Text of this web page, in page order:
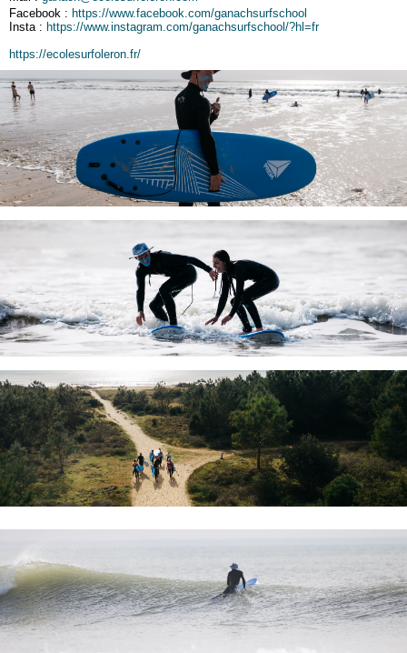
Facebook : https://www.facebook.com/ganachsurfschool
Insta : https://www.instagram.com/ganachsurfschool/?hl=fr
https://ecolesurfoleron.fr/